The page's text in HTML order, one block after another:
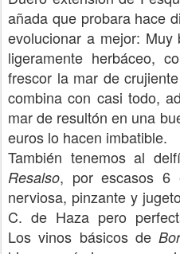
añada que probara hace
evolucionar a mejor: Muy
ligeramente herbáceo,
frescor la mar de
combina con casi todo,
mar de resultón en una
euros lo hacen imbatible.
También tenemos al
Resalso, por escasos 6
nerviosa, pinzante y
C. de Haza pero
Los vinos básicos de